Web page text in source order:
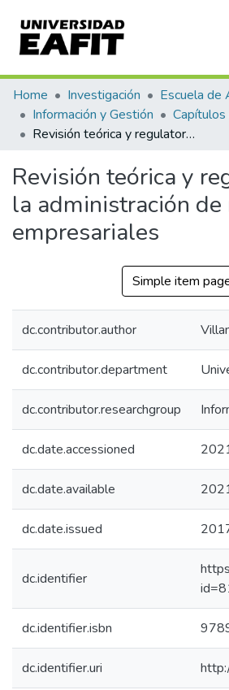
Communities & Collections
All of DSpace
Home Investigación
Escuela de
Información y Gestión
Revisión teórica y regulatorio de la administración de riesgos empresariales
Revisión teórica y
la administración de
empresariales
Simple item
dc.contributor.author
dc.contributor.department
dc.contributor.researchgroup
dc.date.accessioned
dc.date.available
dc.date.issued
dc.identifier
dc.identifier.isbn
dc.identifier.uri